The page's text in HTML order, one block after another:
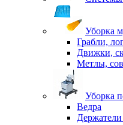
Уборка
Грабли,
Движки,
Метлы,
Уборка
Ведра